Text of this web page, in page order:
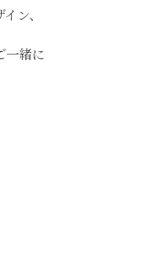
ン、
一緒に